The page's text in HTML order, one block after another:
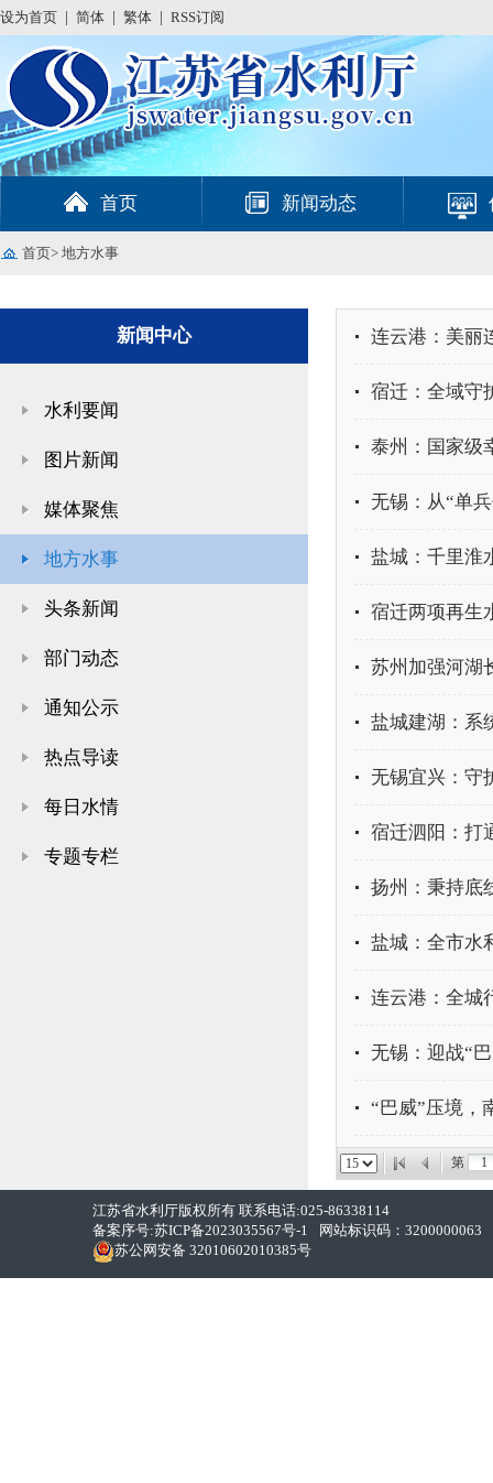
设为首页 简体 繁体 RSS订阅
首页 新闻动态
首页> 地方水事
新闻中心
水利要闻
图片新闻
媒体聚焦
地方水事
头条新闻
部门动态
通知公示
热点导读
每日水情
专题专栏
连云港：美丽
宿迁：全域守
泰州：国家级
无锡：从“单
盐城：千里淮
宿迁两项再生
苏州加强河湖
盐城建湖：系
无锡宜兴：守
宿迁泗阳：打
扬州：秉持底
盐城：全市水
连云港：全城
无锡：迎战“
“巴威”压境，
第
江苏省水利厅版权所有 联系电话:025-86338114
备案序号:苏ICP备2023035567号-1
网站标识码：3200000063
苏公网安备 32010602010385号